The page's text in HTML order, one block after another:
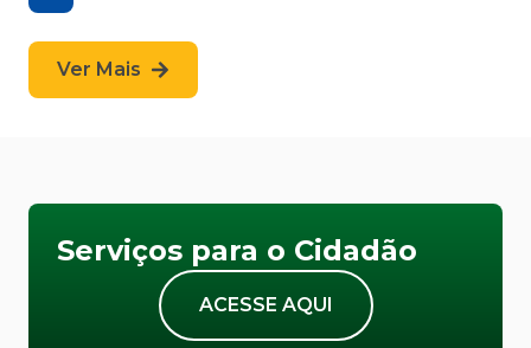
Ver Mais
Serviços para o Cidadão
ACESSE AQUI